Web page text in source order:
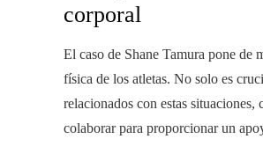
corporal
El caso de Shane Tamura pone de
física de los atletas. No solo es
relacionados con estas
colaborar para proporcionar un